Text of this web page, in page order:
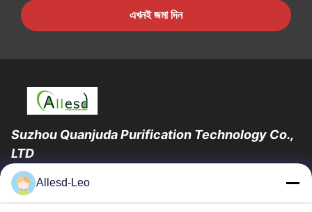
এখনই জমা দিন
Suzhou Quanjuda Purification Technology Co.,
LTD
16 বছরের অভিজ্ঞতা, ESD এবং Cleanroom পণ্যগুলির একটি নেতৃস্থানীয়
প্রস্তুতকারক এবং রপ্তানিকারক হিসাবে, আমরা ESD এবং Cleanroom সরঞ্জাম এবং
Allesd-Leo